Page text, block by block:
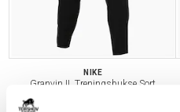
NIKE
Granvin IL Treningsbukse Sort